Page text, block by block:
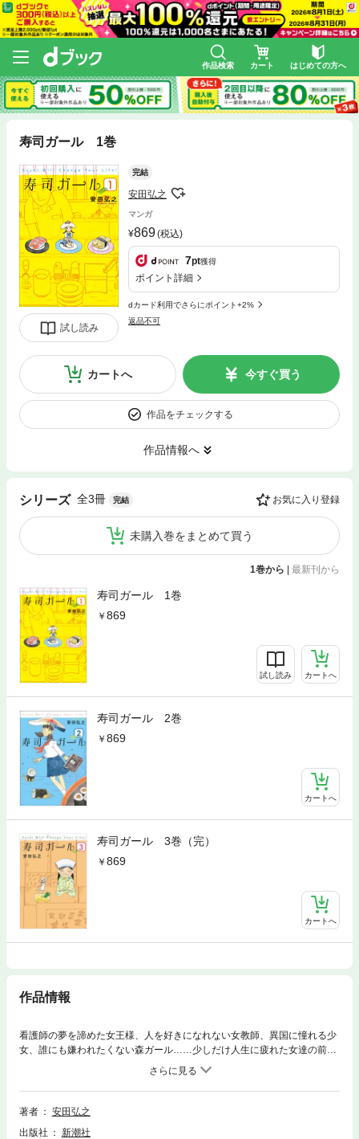
作品検索 カート はじめての方へ
寿司ガール 1巻
試し読み
完結
安田弘之
マンガ
869(税込)
7pt獲得
ポイント詳細
dカード利用でさらにポイント+2%
返品不可
カートへ 今すぐ買う
作品をチェックする
作品情報へ
シリーズ 全3冊 完結 お気に入り登録
未購入巻をまとめて買う
1巻から | 最新刊から
寿司ガール 1巻
869
試し読み カートへ
寿司ガール 2巻
869
カートへ
寿司ガール 3巻（完）
869
カートへ
作品情報
看護師の夢を諦めた女王様、人を好きになれない女教師、異国に憧れる少
女、誰にも嫌われたくない森ガール……少しだけ人生に疲れた女達の前
に、お寿司のネタを頭にのせた「寿司ガール」がそっと現れる。「私を見
てくれている相手」を得た女達は少しだけ前を向くようになり——？ 「シ
ョムニ」「ちひろ」で女心を描き出した安田弘之の新たなる代表作。今を
生きる全ての女性を応援する人間賛歌！
著者
安田弘之
出版社
新潮社